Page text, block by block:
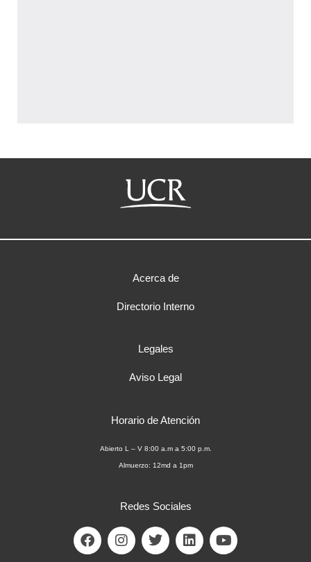
Acerca de
Directorio Interno
Legales
Aviso Legal
Horario de Atención
Abierto L – V 8:00 a.m a 5:00 p.m.
Almuerzo: 12md a 1pm
Redes Sociales
F
a
I
n
T
w
L
i
Y
o